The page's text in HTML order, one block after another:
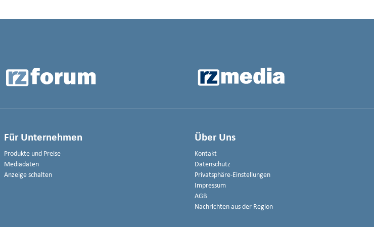
Für Unternehmen
Produkte und Preise
Mediadaten
Anzeige schalten
Über Uns
Kontakt
Datenschutz
Privatsphäre-Einstellungen
Impressum
AGB
Nachrichten aus der Region